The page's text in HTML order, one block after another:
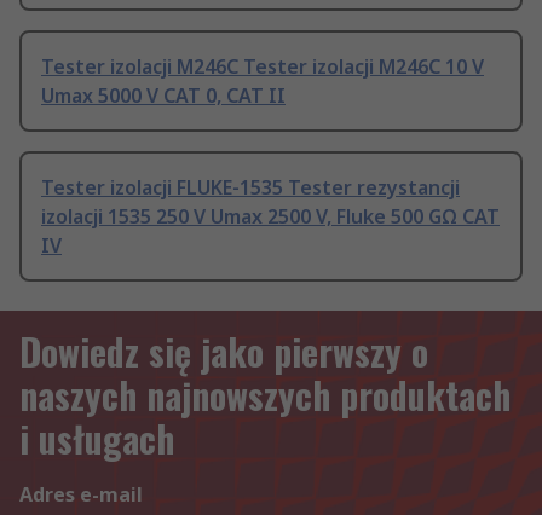
Tester izolacji M246C Tester izolacji M246C 10 V
Umax 5000 V CAT 0, CAT II
Tester izolacji FLUKE-1535 Tester rezystancji
izolacji 1535 250 V Umax 2500 V, Fluke 500 GΩ CAT
IV
Dowiedz się jako pierwszy o
naszych najnowszych produktach
i usługach
Adres e-mail